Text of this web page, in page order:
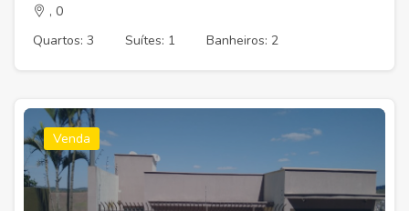
, 0
Quartos: 3
Suítes: 1 Banheiros: 2
Venda